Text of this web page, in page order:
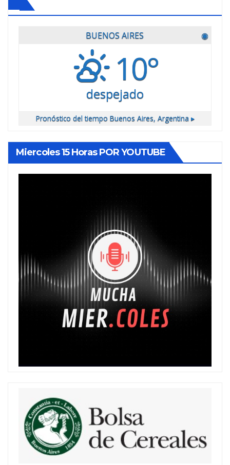
BUENOS AIRES ◉
10°
despejado
Pronóstico del tiempo Buenos Aires, Argentina ▸
Miercoles 15 Horas POR YOUTUBE